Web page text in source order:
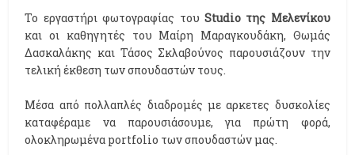
To εργαστήρι φωτογραφίας του Studio της Μελενίκου
και οι καθηγητές του Μαίρη Μαραγκουδάκη, Θωμάς
Δασκαλάκης και Τάσος Σκλαβούνος παρουσιάζουν την
τελική έκθεση των σπουδαστών τους.
Μέσα από πολλαπλές διαδρομές με αρκετες δυσκολίες
καταφέραμε να παρουσιάσουμε, για πρώτη φορά,
ολοκληρωμένα portfolio των σπουδαστών μας.